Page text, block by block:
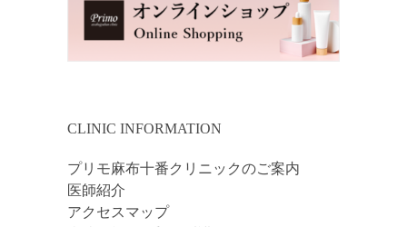
CLINIC INFORMATION
プリモ麻布十番クリニックのご案内
医師紹介
アクセスマップ